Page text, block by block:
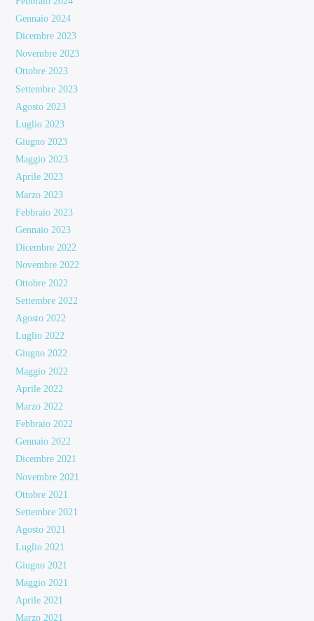
Gennaio 2024
Dicembre 2023
Novembre 2023
Ottobre 2023
Settembre 2023
Agosto 2023
Luglio 2023
Giugno 2023
Maggio 2023
Aprile 2023
Marzo 2023
Febbraio 2023
Gennaio 2023
Dicembre 2022
Novembre 2022
Ottobre 2022
Settembre 2022
Agosto 2022
Luglio 2022
Giugno 2022
Maggio 2022
Aprile 2022
Marzo 2022
Febbraio 2022
Gennaio 2022
Dicembre 2021
Novembre 2021
Ottobre 2021
Settembre 2021
Agosto 2021
Luglio 2021
Giugno 2021
Maggio 2021
Aprile 2021
Marzo 2021